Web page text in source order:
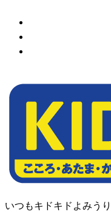
いつもキドキドよみう